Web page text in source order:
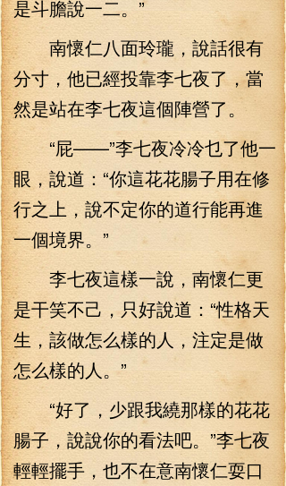
是斗膽說一二。”
南懷仁八面玲瓏，說話很有
分寸，他已經投靠李七夜了，當
然是站在李七夜這個陣營了。
“屁——”李七夜冷冷乜了他一
眼，說道：“你這花花腸子用在修
行之上，說不定你的道行能再進
一個境界。”
李七夜這樣一說，南懷仁更
是干笑不己，只好說道：“性格天
生，該做怎么樣的人，注定是做
怎么樣的人。”
“好了，少跟我繞那樣的花花
腸子，說說你的看法吧。”李七夜
輕輕擺手，也不在意南懷仁耍口